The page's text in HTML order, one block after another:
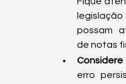
possam
de notas
erro